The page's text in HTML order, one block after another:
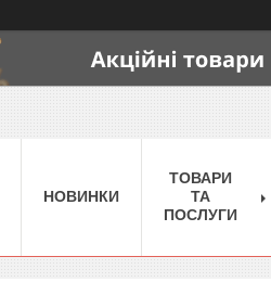
НОВИНКИ
ТОВАРИ
ТА
ПОСЛУГИ